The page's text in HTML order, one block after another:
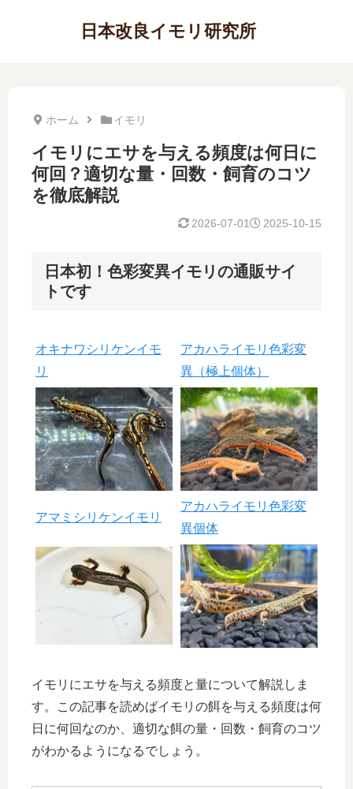
日本改良イモリ研究所
ホーム イモリ
イモリにエサを与える頻度は何日に
何回？適切な量・回数・飼育のコツ
を徹底解説
2025-10-15
2026-07-01
日本初！色彩変異イモリの通販サイ
トです
オキナワシリケンイモ
リ
アカハライモリ色彩変
異（極上個体）
アマミシリケンイモリ
アカハライモリ色彩変
異個体
イモリにエサを与える頻度と量について解説しま
す。この記事を読めばイモリの餌を与える頻度は何
日に何回なのか、適切な餌の量・回数・飼育のコツ
がわかるようになるでしょう。